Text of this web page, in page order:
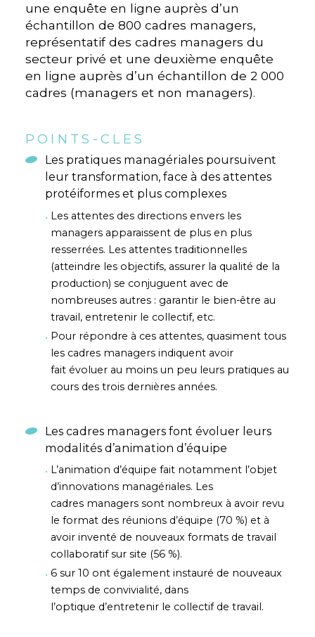
une enquête en ligne auprès d’un
échantillon de 800 cadres managers,
représentatif des cadres managers du
secteur privé et une deuxième enquête
en ligne auprès d’un échantillon de 2 000
cadres (managers et non managers).
POINTS-CLES
Les pratiques managériales poursuivent
leur transformation, face à des attentes
protéiformes et plus complexes
Les attentes des directions envers les
managers apparaissent de plus en plus
resserrées. Les attentes traditionnelles
(atteindre les objectifs, assurer la qualité de la
production) se conjuguent avec de
nombreuses autres : garantir le bien-être au
travail, entretenir le collectif, etc.
Pour répondre à ces attentes, quasiment tous
les cadres managers indiquent avoir
fait évoluer au moins un peu leurs pratiques au
cours des trois dernières années.
Les cadres managers font évoluer leurs
modalités d’animation d’équipe
L’animation d’équipe fait notamment l’objet
d’innovations managériales. Les
cadres managers sont nombreux à avoir revu
le format des réunions d’équipe (70 %) et à
avoir inventé de nouveaux formats de travail
collaboratif sur site (56 %).
6 sur 10 ont également instauré de nouveaux
temps de convivialité, dans
l’optique d’entretenir le collectif de travail.